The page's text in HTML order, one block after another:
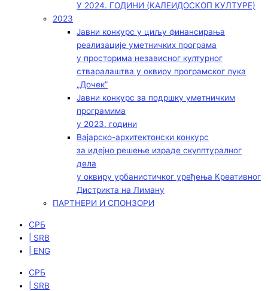
У 2024. ГОДИНИ (КАЛЕИДОСКОП КУЛТУРЕ)
2023
Јавни конкурс у циљу финансирања
реализације уметничких програма
у просторима независног културног
стваралаштва у оквиру програмског лука
„Дочек”
Јавни конкурс за подршку уметничким
програмима
у 2023. години
Вајарско-архитектонски конкурс
за идејно решење израде скулптуралног
дела
у оквиру урбанистичког уређења Креативног
Дистрикта на Лиману
ПАРТНЕРИ И СПОНЗОРИ
СРБ
| SRB
| ENG
СРБ
| SRB